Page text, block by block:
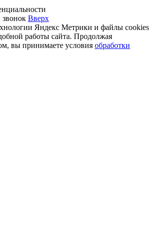
звонок Вверх
Яндекс Метрики и файлы cookies
работы сайта. Продолжая
вы принимаете условия обработки